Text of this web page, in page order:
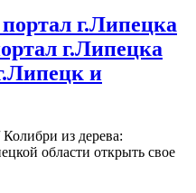
г.Липецка
и
Колибри из дерева:
области открыть свое